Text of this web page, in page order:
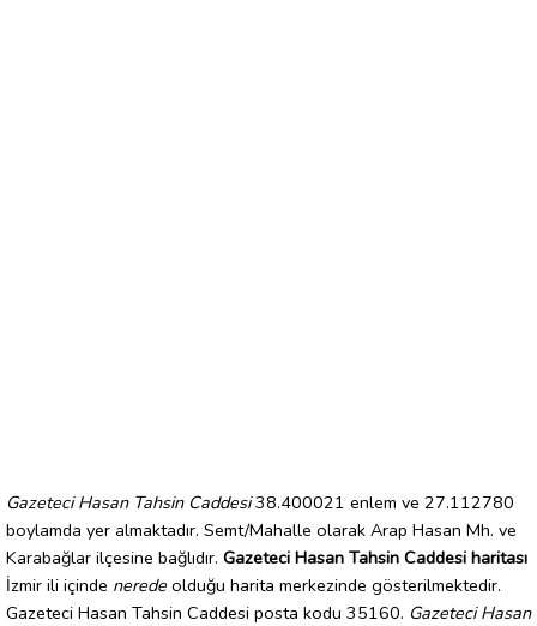
Gazeteci Hasan Tahsin Caddesi38.400021 enlem ve 27.112780
boylamda yer almaktadır. Semt/Mahalle olarak Arap Hasan Mh. ve
Karabağlar ilçesine bağlıdır. Gazeteci Hasan Tahsin Caddesi haritası
İzmir ili içinde nerede olduğu harita merkezinde gösterilmektedir.
Gazeteci Hasan Tahsin Caddesi posta kodu 35160. Gazeteci Hasan